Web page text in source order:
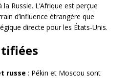
Russie. L’Afrique est perçue
d’influence étrangère que
directe pour les États‑Unis.
russe : Pékin et Moscou sont